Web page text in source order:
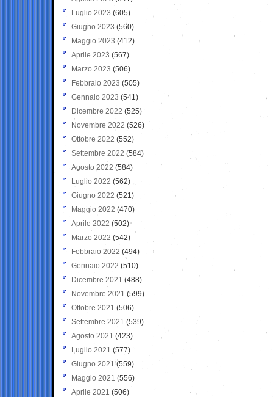
Luglio 2023 (605)
Giugno 2023 (560)
Maggio 2023 (412)
Aprile 2023 (567)
Marzo 2023 (506)
Febbraio 2023 (505)
Gennaio 2023 (541)
Dicembre 2022 (525)
Novembre 2022 (526)
Ottobre 2022 (552)
Settembre 2022 (584)
Agosto 2022 (584)
Luglio 2022 (562)
Giugno 2022 (521)
Maggio 2022 (470)
Aprile 2022 (502)
Marzo 2022 (542)
Febbraio 2022 (494)
Gennaio 2022 (510)
Dicembre 2021 (488)
Novembre 2021 (599)
Ottobre 2021 (506)
Settembre 2021 (539)
Agosto 2021 (423)
Luglio 2021 (577)
Giugno 2021(559)
Maggio 2021 (556)
Aprile 2021 (506)